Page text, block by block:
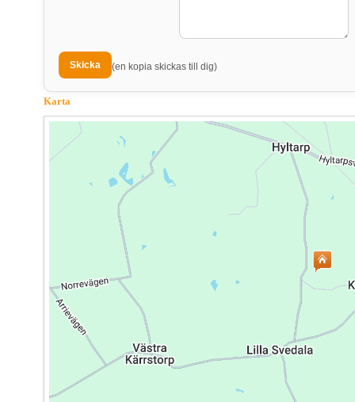
(en kopia skickas till dig)
Karta